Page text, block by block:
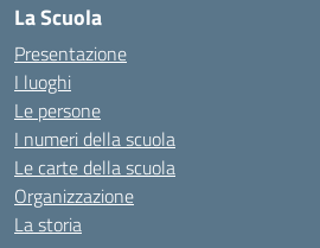
La Scuola
Presentazione
I luoghi
Le persone
I numeri della scuola
Le carte della scuola
Organizzazione
La storia